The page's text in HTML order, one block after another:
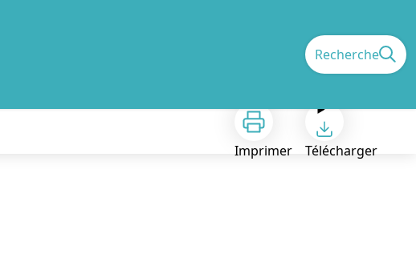
Recherche
Imprimer Télécharger